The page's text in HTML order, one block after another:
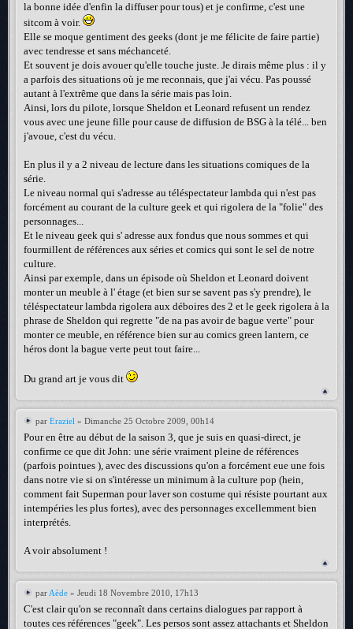
la bonne idée d'enfin la diffuser pour tous) et je confirme, c'est une
sitcom à voir.
Elle se moque gentiment des geeks (dont je me félicite de faire partie)
avec tendresse et sans méchanceté.
Et souvent je dois avouer qu'elle touche juste. Je dirais même plus : il y
a parfois des situations où je me reconnais, que j'ai vécu. Pas poussé
autant à l'extrême que dans la série mais pas loin.
Ainsi, lors du pilote, lorsque Sheldon et Leonard refusent un rendez
vous avec une jeune fille pour cause de diffusion de BSG à la télé... ben
j'avoue, c'est du vécu.
En plus il y a 2 niveau de lecture dans les situations comiques de la
série.
Le niveau normal qui s'adresse au téléspectateur lambda qui n'est pas
forcément au courant de la culture geek et qui rigolera de la "folie" des
personnages...
Et le niveau geek qui s' adresse aux fondus que nous sommes et qui
fourmillent de références aux séries et comics qui sont le sel de notre
culture.
Ainsi par exemple, dans un épisode où Sheldon et Leonard doivent
monter un meuble à l' étage (et bien sur se savent pas s'y prendre), le
téléspectateur lambda rigolera aux déboires des 2 et le geek rigolera à la
phrase de Sheldon qui regrette "de na pas avoir de bague verte" pour
monter ce meuble, en référence bien sur au comics green lantern, ce
héros dont la bague verte peut tout faire...
Du grand art je vous dit
par Eraziel » Dimanche 25 Octobre 2009, 00h14
Pour en être au début de la saison 3, que je suis en quasi-direct, je
confirme ce que dit John: une série vraiment pleine de références
(parfois pointues ), avec des discussions qu'on a forcément eue une fois
dans notre vie si on s'intéresse un minimum à la culture pop (hein,
comment fait Superman pour laver son costume qui résiste pourtant aux
intempéries les plus fortes), avec des personnages excellemment bien
interprétés.
A voir absolument !
par Aède » Jeudi 18 Novembre 2010, 17h13
C'est clair qu'on se reconnaît dans certains dialogues par rapport à
toutes ces références "geek". Les persos sont assez attachants et Sheldon